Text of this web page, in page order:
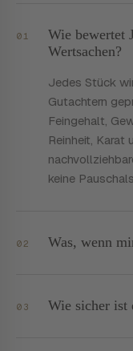
01
Wie bewertet
Wertsachen?
Jedes Stück
Gutachtern
Feingehalt,
Reinheit, Karat
keine
02 Was, wenn
03 Wie sicher ist